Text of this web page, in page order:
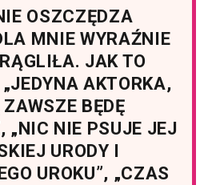
OSZCZĘDZA
MNIE WYRAŹNIE
JAK TO
AKTORKA,
ZAWSZE BĘDĘ
„NIC NIE PSUJE JEJ
URODY I
UROKU”, „CZAS